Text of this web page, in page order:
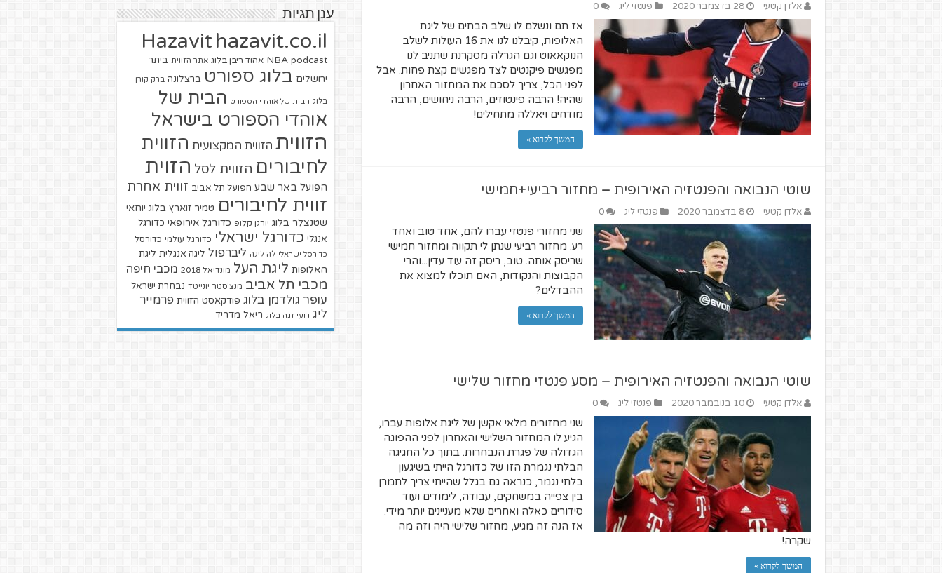
אלדן קטעי 28 בדצמבר 2020 פנטזי ליג 0
אז תם ונשלם לו שלב הבתים של ליגת
האלופות, קיבלנו לנו את 16 העולות לשלב
הנוקאאוט וגם הגרלה מסקרנת שתניב לנו
מפגשים פיקנטים לצד מפגשים קצת פחות. אבל
לפני הכל, צריך לסכם את המחזור האחרון
שהיה! הרבה פינטוזים, הרבה ניחושים, הרבה
מודחים ויאללה מתחילים!
המשך לקרוא »
שוטי הנבואה והפנטזיה האירופית – מחזור רביעי+חמישי
אלדן קטעי 8 בדצמבר 2020 פנטזי ליג 0
שני מחזורי פנטזי עברו להם, אחד טוב ואחד
רע. מחזור רביעי שנתן לי תקווה ומחזור חמישי
שריסק אותה. טוב, ריסק זה עוד עדין...והרי
הקבוצות והנקודות, האם תוכלו למצוא את
ההבדלים?
המשך לקרוא »
שוטי הנבואה והפנטזיה האירופית – מסע פנטזי מחזור שלישי
אלדן קטעי 10 בנובמבר 2020 פנטזי ליג 0
שני מחזורים מלאי אקשן של ליגת אלופות עברו,
הגיע לו המחזור השלישי והאחרון לפני ההפוגה
הגדולה של פגרת הנבחרות. בתוך כל החגיגה
הבלתי נגמרת הזו של כדורגל הייתי בשיגעון
בלתי נגמר, כנראה גם בגלל שהייתי צריך לתמרן
בין צפייה במשחקים, עבודה, לימודים ועוד
סידורים כאלה ואחרים שלא מעניינים יותר מידי.
אז הנה זה מגיע, מחזור שלישי היה וזה מה
שקרה!
המשך לקרוא »
ענן תגיות
Hazavit hazavit.co.il
NBA podcast אהוד ריבן בלוג אתר הזווית ביתר
ירושלים בלוג ספורט ברצלונה ברק קורן
בלוג הבית של אוהדי הספורט הבית של
אוהדי הספורט בישראל
הזווית הזווית המקצועית הזווית
לחיבורים הזווית לסל הזוית
הפועל באר שבע הפועל תל אביב זווית אחרת
זווית לחיבורים טמיר זוארץ בלוג יוחאי
שטנצלר בלוג יורגן קלופ כדורגל אירופאי כדורגל
אנגלי כדורגל ישראלי כדורגל עולמי כדורסל
כדורסל ישראלי לה ליגה ליברפול ליגה אנגלית ליגת
האלופות ליגת העל מונדיאל 2018 מכבי חיפה
מכבי תל אביב מנצ'סטר יונייטד נבחרת ישראל
עופר גולדמן בלוג פודקאסט הזווית פרמייר
ליג רועי זגה בלוג ריאל מדריד